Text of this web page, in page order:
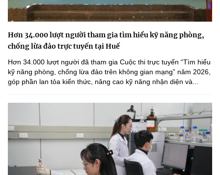
Hơn 34.000 lượt người tham gia tìm hiểu kỹ năng phòng,
chống lừa đảo trực tuyến tại Huế
Hơn 34.000 lượt người đã tham gia Cuộc thi trực tuyến “Tìm hiểu
kỹ năng phòng, chống lừa đảo trên không gian mạng” năm 2026,
góp phần lan tỏa kiến thức, nâng cao kỹ năng nhận diện và...